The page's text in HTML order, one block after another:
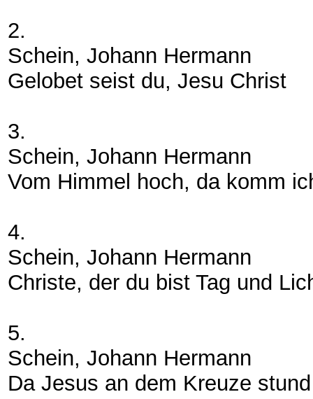
2.
Schein, Johann Hermann
Gelobet seist du, Jesu Christ
3.
Schein, Johann Hermann
Vom Himmel hoch, da komm
4.
Schein, Johann Hermann
Christe, der du bist Tag und
5.
Schein, Johann Hermann
Da Jesus an dem Kreuze stund